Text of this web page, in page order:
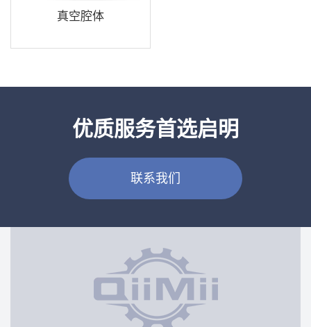
真空腔体
优质服务首选启明
联系我们